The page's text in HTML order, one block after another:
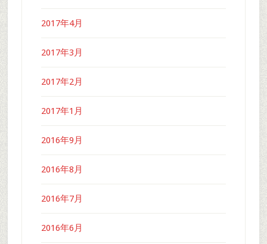
2017年4月
2017年3月
2017年2月
2017年1月
2016年9月
2016年8月
2016年7月
2016年6月